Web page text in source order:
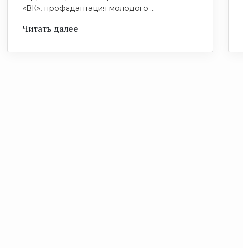
«ВК», профадаптация молодого ...
Читать далее